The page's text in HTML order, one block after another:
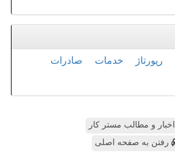
رپورتاژ خدمات صادرات
اخبار و مطالب مستر کار
رفتن به صفحه اصلی